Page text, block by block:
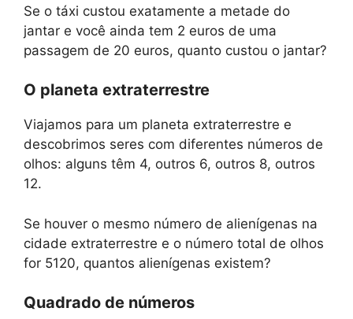
Se o táxi custou exatamente a metade do
jantar e você ainda tem 2 euros de uma
passagem de 20 euros, quanto custou o jantar?
O planeta extraterrestre
Viajamos para um planeta extraterrestre e
descobrimos seres com diferentes números de
olhos: alguns têm 4, outros 6, outros 8, outros
12.
Se houver o mesmo número de alienígenas na
cidade extraterrestre e o número total de olhos
for 5120, quantos alienígenas existem?
Quadrado de números